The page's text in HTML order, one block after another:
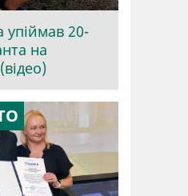
упіймав 20-
на